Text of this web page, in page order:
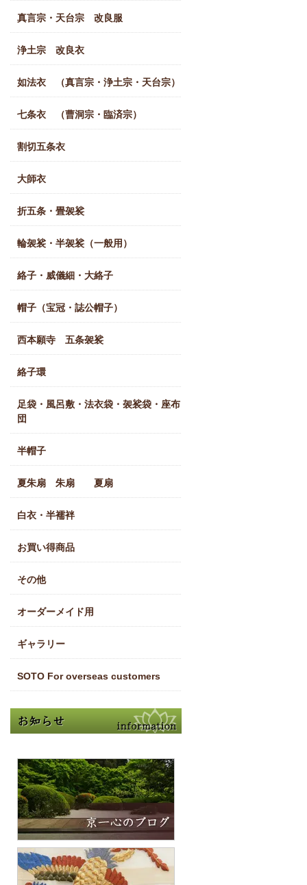
真言宗・天台宗 改良服
浄土宗 改良衣
如法衣 （真言宗・浄土宗・天台宗）
七条衣 （曹洞宗・臨済宗）
割切五条衣
大師衣
折五条・畳袈裟
輪袈裟・半袈裟（一般用）
絡子・威儀細・大絡子
帽子（宝冠・誌公帽子）
西本願寺 五条袈裟
絡子環
足袋・風呂敷・法衣袋・袈裟袋・座布
団
半帽子
夏朱扇 朱扇 夏扇
白衣・半襦袢
お買い得商品
その他
オーダーメイド用
ギャラリー
SOTO For overseas customers